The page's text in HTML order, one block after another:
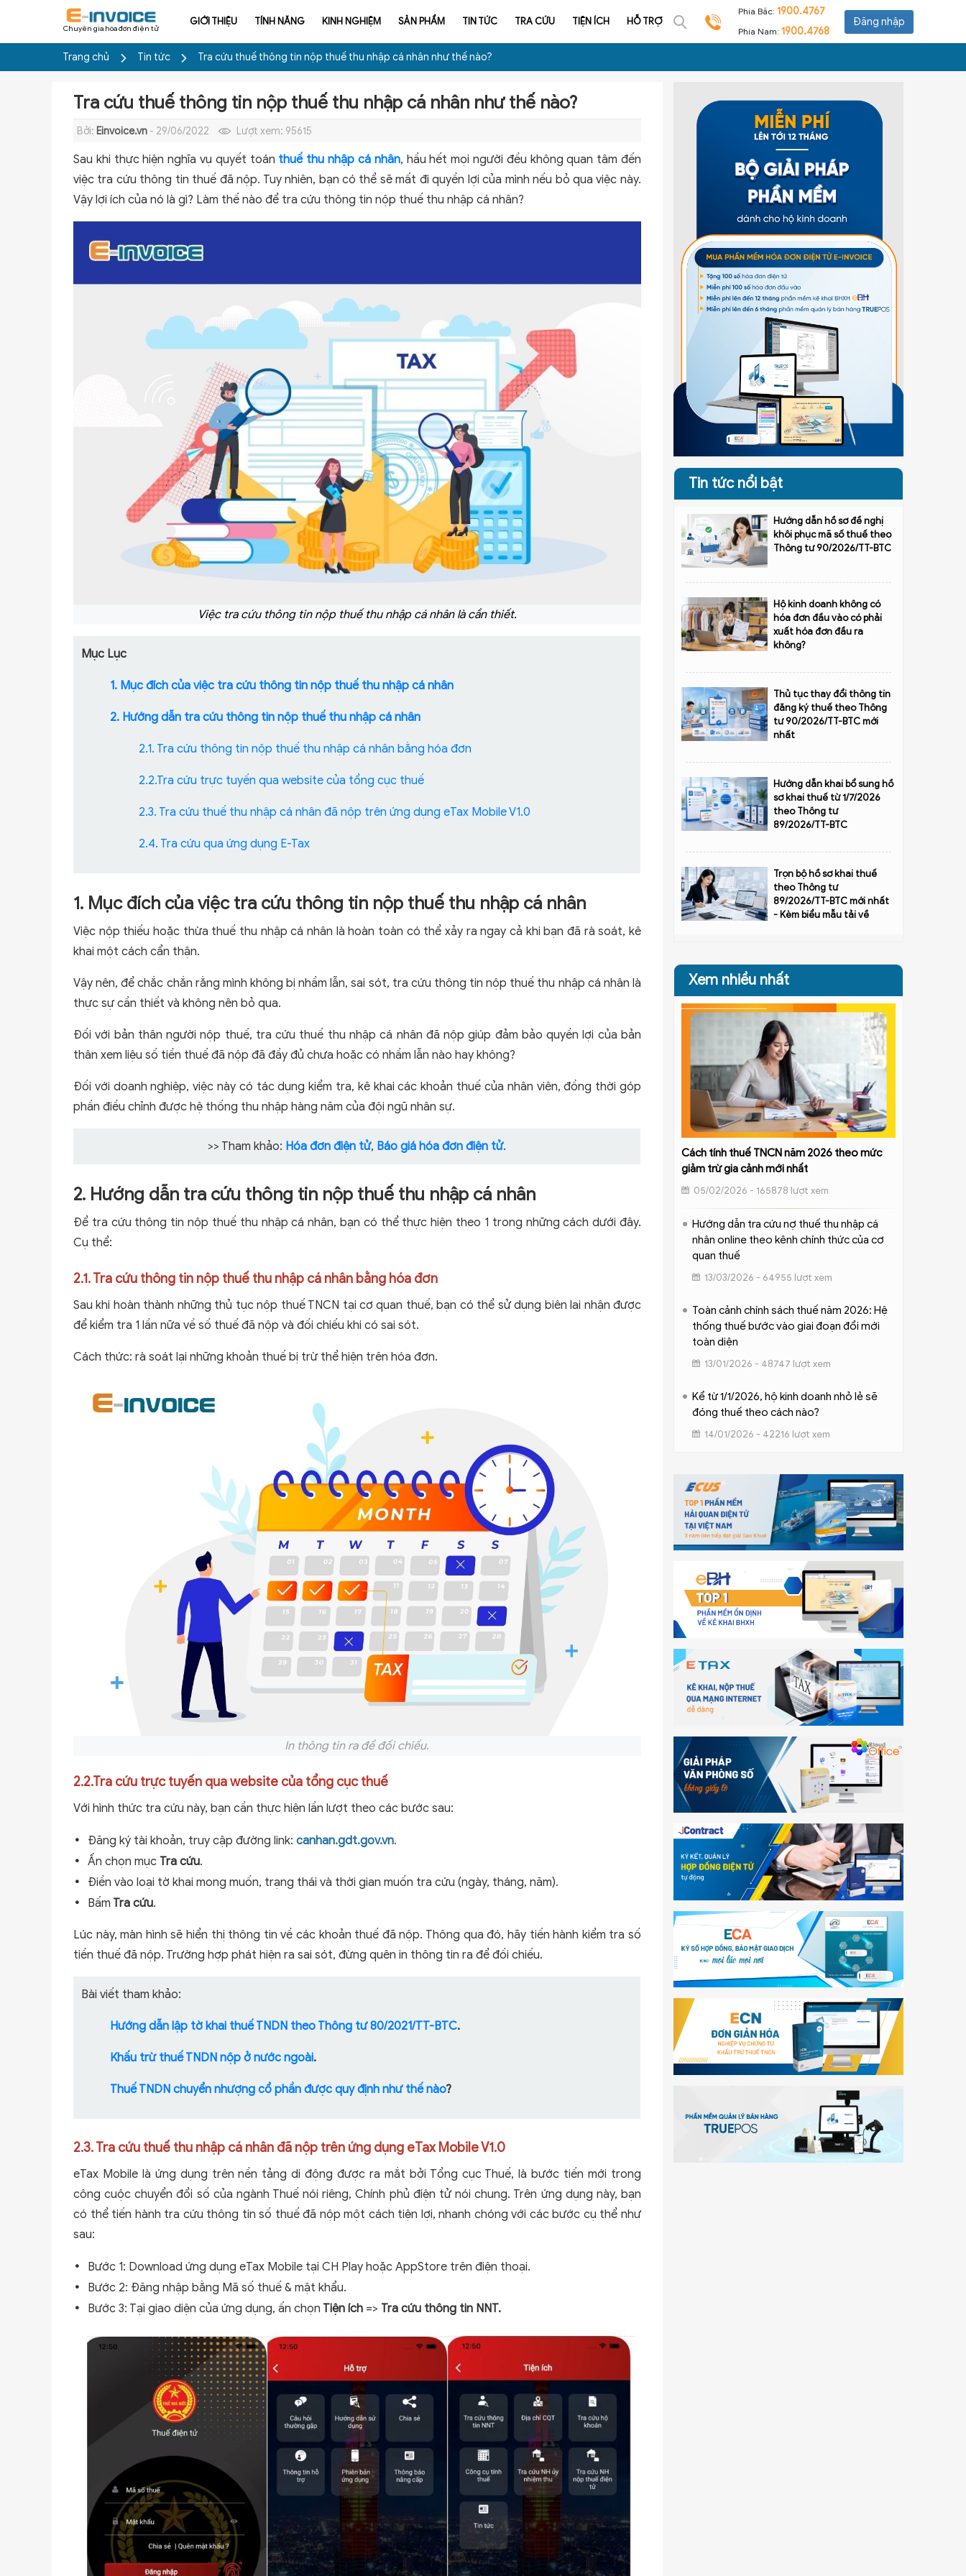
Chuyên gia hóa đơn điện tử
GIỚI THIỆU TÍNH NĂNG KINH NGHIỆM SẢN PHẨM TIN TỨC TRA CỨU TIỆN ÍCH HỖ TRỢ
Phía Bắc: 1900.4767
Phía Nam: 1900.4768
Đăng nhập
Trang chủ Tin tức Tra cứu thuế thông tin nộp thuế thu nhập cá nhân như thế nào?
Tra cứu thuế thông tin nộp thuế thu nhập cá nhân như thế nào?
Bởi: Einvoice.vn - 29/06/2022 Lượt xem: 95615
Sau khi thực hiện nghĩa vụ quyết toán thuế thu nhập cá nhân, hầu hết mọi người đều không quan tâm đến
việc tra cứu thông tin thuế đã nộp. Tuy nhiên, bạn có thể sẽ mất đi quyền lợi của mình nếu bỏ qua việc này.
Vậy lợi ích của nó là gì? Làm thế nào để tra cứu thông tin nộp thuế thu nhập cá nhân?
Việc tra cứu thông tin nộp thuế thu nhập cá nhân là cần thiết.
Mục Lục
1. Mục đích của việc tra cứu thông tin nộp thuế thu nhập cá nhân
2. Hướng dẫn tra cứu thông tin nộp thuế thu nhập cá nhân
2.1. Tra cứu thông tin nộp thuế thu nhập cá nhân bằng hóa đơn
2.2.Tra cứu trực tuyến qua website của tổng cục thuế
2.3. Tra cứu thuế thu nhập cá nhân đã nộp trên ứng dụng eTax Mobile V1.0
2.4. Tra cứu qua ứng dụng E-Tax
1. Mục đích của việc tra cứu thông tin nộp thuế thu nhập cá nhân
Việc nộp thiếu hoặc thừa thuế thu nhập cá nhân là hoàn toàn có thể xảy ra ngay cả khi bạn đã rà soát, kê
khai một cách cẩn thận.
Vậy nên, để chắc chắn rằng mình không bị nhầm lẫn, sai sót, tra cứu thông tin nộp thuế thu nhập cá nhân là
thực sự cần thiết và không nên bỏ qua.
Đối với bản thân người nộp thuế, tra cứu thuế thu nhập cá nhân đã nộp giúp đảm bảo quyền lợi của bản
thân xem liệu số tiền thuế đã nộp đã đầy đủ chưa hoặc có nhầm lẫn nào hay không?
Đối với doanh nghiệp, việc này có tác dụng kiểm tra, kê khai các khoản thuế của nhân viên, đồng thời góp
phần điều chỉnh được hệ thống thu nhập hàng năm của đội ngũ nhân sự.
>> Tham khảo: Hóa đơn điện tử, Báo giá hóa đơn điện tử.
2. Hướng dẫn tra cứu thông tin nộp thuế thu nhập cá nhân
Để tra cứu thông tin nộp thuế thu nhập cá nhân, bạn có thể thực hiện theo 1 trong những cách dưới đây.
Cụ thể:
2.1. Tra cứu thông tin nộp thuế thu nhập cá nhân bằng hóa đơn
Sau khi hoàn thành những thủ tục nộp thuế TNCN tại cơ quan thuế, bạn có thể sử dụng biên lai nhận được
để kiểm tra 1 lần nữa về số thuế đã nộp và đối chiếu khi có sai sót.
Cách thức: rà soát lại những khoản thuế bị trừ thể hiện trên hóa đơn.
In thông tin ra để đối chiếu.
2.2.Tra cứu trực tuyến qua website của tổng cục thuế
Với hình thức tra cứu này, bạn cần thực hiện lần lượt theo các bước sau:
Đăng ký tài khoản, truy cập đường link: canhan.gdt.gov.vn.
Ấn chọn mục Tra cứu.
Điền vào loại tờ khai mong muốn, trạng thái và thời gian muốn tra cứu (ngày, tháng, năm).
Bấm Tra cứu.
Lúc này, màn hình sẽ hiển thị thông tin về các khoản thuế đã nộp. Thông qua đó, hãy tiến hành kiểm tra số
tiền thuế đã nộp. Trường hợp phát hiện ra sai sót, đừng quên in thông tin ra để đối chiếu.
Bài viết tham khảo:
Hướng dẫn lập tờ khai thuế TNDN theo Thông tư 80/2021/TT-BTC.
Khấu trừ thuế TNDN nộp ở nước ngoài.
Thuế TNDN chuyển nhượng cổ phần được quy định như thế nào?
2.3. Tra cứu thuế thu nhập cá nhân đã nộp trên ứng dụng eTax Mobile V1.0
eTax Mobile là ứng dụng trên nền tảng di động được ra mắt bởi Tổng cục Thuế, là bước tiến mới trong
công cuộc chuyển đổi số của ngành Thuế nói riêng, Chính phủ điện tử nói chung. Trên ứng dụng này, bạn
có thể tiến hành tra cứu thông tin số thuế đã nộp một cách tiện lợi, nhanh chóng với các bước cụ thể như
sau:
Bước 1: Download ứng dụng eTax Mobile tại CH Play hoặc AppStore trên điện thoại.
Bước 2: Đăng nhập bằng Mã số thuế & mật khẩu.
Bước 3: Tại giao diện của ứng dụng, ấn chọn Tiện ích => Tra cứu thông tin NNT.
Tin tức nổi bật
Hướng dẫn hồ sơ đề nghị
khôi phục mã số thuế theo
Thông tư 90/2026/TT-BTC
Hộ kinh doanh không có
hóa đơn đầu vào có phải
xuất hóa đơn đầu ra
không?
Thủ tục thay đổi thông tin
đăng ký thuế theo Thông
tư 90/2026/TT-BTC mới
nhất
Hướng dẫn khai bổ sung hồ
sơ khai thuế từ 1/7/2026
theo Thông tư
89/2026/TT-BTC
Trọn bộ hồ sơ khai thuế
theo Thông tư
89/2026/TT-BTC mới nhất
- Kèm biểu mẫu tải về
Xem nhiều nhất
Cách tính thuế TNCN năm 2026 theo mức
giảm trừ gia cảnh mới nhất
05/02/2026 - 165878 lượt xem
Hướng dẫn tra cứu nợ thuế thu nhập cá
nhân online theo kênh chính thức của cơ
quan thuế
13/03/2026 - 64955 lượt xem
Toàn cảnh chính sách thuế năm 2026: Hệ
thống thuế bước vào giai đoạn đổi mới
toàn diện
13/01/2026 - 48747 lượt xem
Kể từ 1/1/2026, hộ kinh doanh nhỏ lẻ sẽ
đóng thuế theo cách nào?
14/01/2026 - 42216 lượt xem